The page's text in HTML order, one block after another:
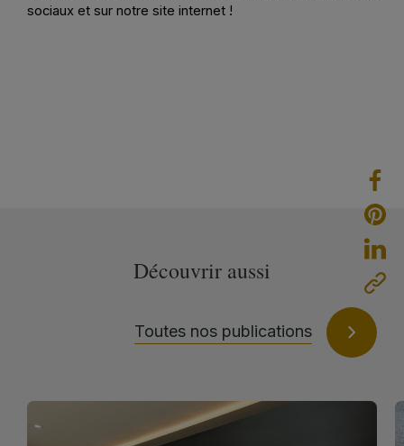
sociaux et sur notre site internet !
Découvrir aussi
Toutes nos publications